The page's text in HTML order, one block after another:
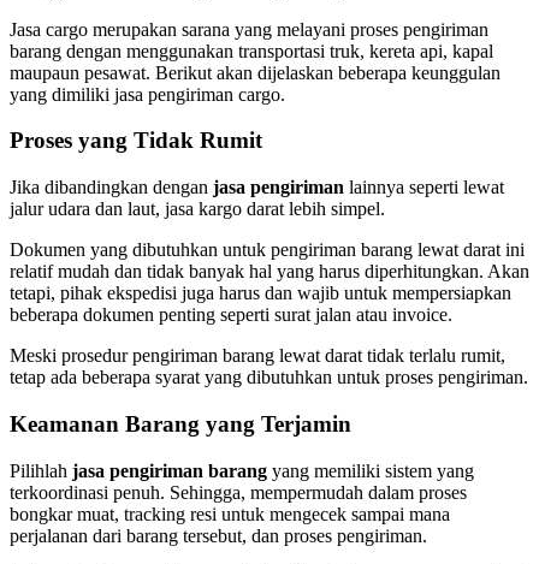
Jasa cargo merupakan sarana yang melayani proses pengiriman
barang dengan menggunakan transportasi truk, kereta api, kapal
maupaun pesawat. Berikut akan dijelaskan beberapa keunggulan
yang dimiliki jasa pengiriman cargo.
Proses yang Tidak Rumit
Jika dibandingkan dengan jasa pengiriman lainnya seperti lewat
jalur udara dan laut, jasa kargo darat lebih simpel.
Dokumen yang dibutuhkan untuk pengiriman barang lewat darat ini
relatif mudah dan tidak banyak hal yang harus diperhitungkan. Akan
tetapi, pihak ekspedisi juga harus dan wajib untuk mempersiapkan
beberapa dokumen penting seperti surat jalan atau invoice.
Meski prosedur pengiriman barang lewat darat tidak terlalu rumit,
tetap ada beberapa syarat yang dibutuhkan untuk proses pengiriman.
Keamanan Barang yang Terjamin
Pilihlah jasa pengiriman barang yang memiliki sistem yang
terkoordinasi penuh. Sehingga, mempermudah dalam proses
bongkar muat, tracking resi untuk mengecek sampai mana
perjalanan dari barang tersebut, dan proses pengiriman.